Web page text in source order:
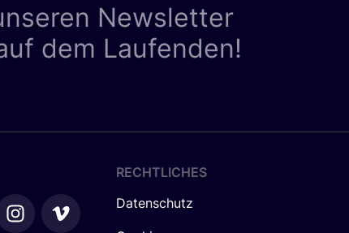
Newsletter
dem Laufenden!
RECHTLICHES
Datenschutz